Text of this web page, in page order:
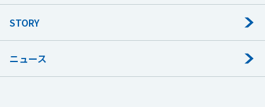
STORY
ニュース